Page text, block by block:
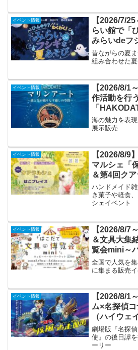
イベント情報
【2026/7/
らい館で「
みらいdeフ
昔ながらの夏
組み合わせた
イベント情報
【2026/8/1
作活動を行
「
波と光が織
海の魅力を表
展示販売
イベント情報
【2026/8/9
マルシェ「
＆第4回ク
イス」
ハンドメイド
き菓子や軽食
シェイベント
イベント情報
【2026/8/7
＆文具大集
覧会mini～
ケット～」
全国で人気を
に集まる販売
イベント情報
【2026/8/1
ム×名探偵
（ハイウェ
劇場版『名探
使』の後日譚
ーリー